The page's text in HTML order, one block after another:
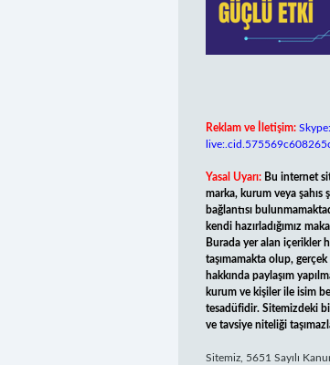
Reklam ve İletişim: Skype:
Yasal Uyarı: Bu internet
marka, kurum veya şahıs
bağlantısı
kendi hazırladığımız
Burada yer alan içerikler
taşımamakta olup,
hakkında paylaşım
kurum ve kişiler ile isim
tesadüfidir. Sitemizdeki
ve tavsiye niteliği
Sitemiz, 5651 Sayılı